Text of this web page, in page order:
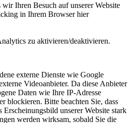
Ihren Besuch auf unserer Website
in Ihrem Browser hier
zu aktivieren/deaktivieren.
externe Dienste wie Google
Videoanbieter. Da diese Anbieter
Daten wie Ihre IP-Adresse
blockieren. Bitte beachten Sie, dass
unserer Website stark
werden wirksam, sobald Sie die